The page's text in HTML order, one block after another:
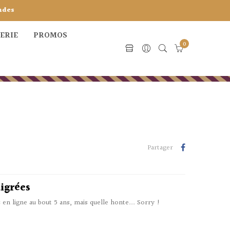
PROMOS
0
Partager
ligne au bout 5 ans, mais quelle honte... Sorry !